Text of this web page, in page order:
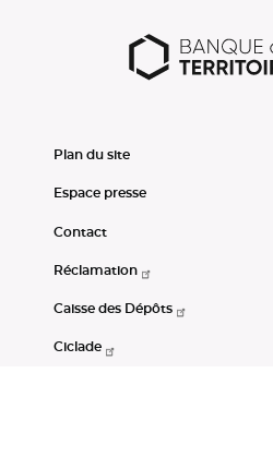
Plan du site
Espace presse
Contact
Réclamation
Caisse des Dépôts
Ciclade